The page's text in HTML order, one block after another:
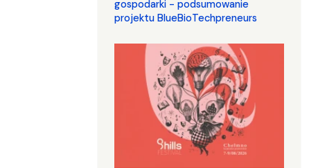
gospodarki - podsumowanie
projektu BlueBioTechpreneurs